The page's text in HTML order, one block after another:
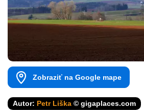
Zobraziť na Google mape
Autor: Petr Liška © gigaplaces.com